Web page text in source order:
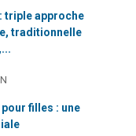
triple approche
traditionnelle
filles : une